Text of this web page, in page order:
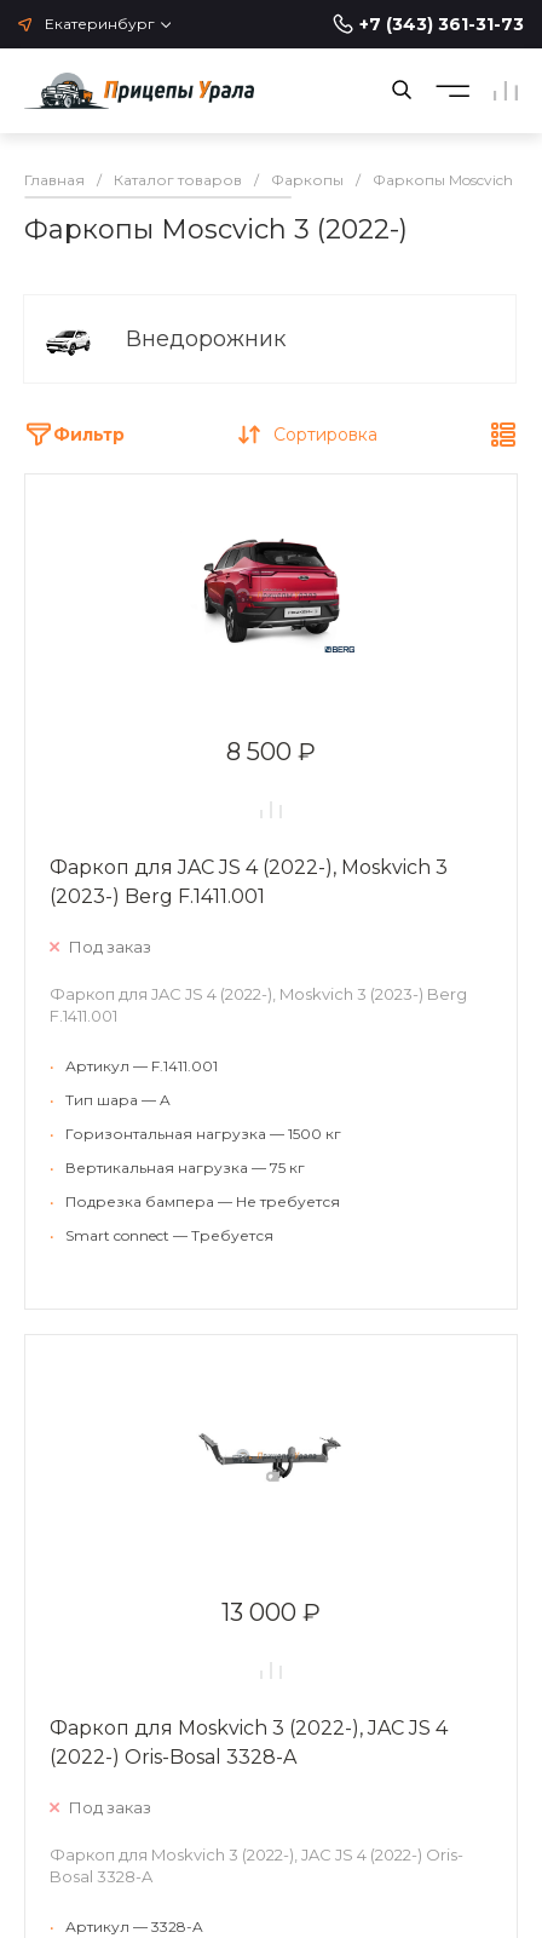
Екатеринбург +7 (343) 361-31-73
Главная / Каталог товаров / Фаркопы / Фаркопы Moscvich
Фаркопы Moscvich 3 (2022-)
Внедорожник
Фильтр Сортировка
8 500 ₽
Фаркоп для JAC JS 4 (2022-), Moskvich 3
(2023-) Berg F.1411.001
Под заказ
Фаркоп для JAC JS 4 (2022-), Moskvich 3 (2023-) Berg
F.1411.001
•
Артикул — F.1411.001
•
Тип шара — A
•
Горизонтальная нагрузка — 1500 кг
•
Вертикальная нагрузка — 75 кг
•
Подрезка бампера — Не требуется
•
Smart connect — Требуется
13 000 ₽
Фаркоп для Moskvich 3 (2022-), JAC JS 4
(2022-) Oris-Bosal 3328-A
Под заказ
Фаркоп для Moskvich 3 (2022-), JAC JS 4 (2022-) Oris-
Bosal 3328-A
•
Артикул — 3328-A